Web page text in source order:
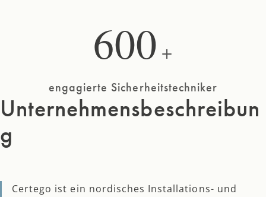
600 +
engagierte Sicherheitstechniker
Unternehmensbeschreibun
g
Certego ist ein nordisches Installations- und